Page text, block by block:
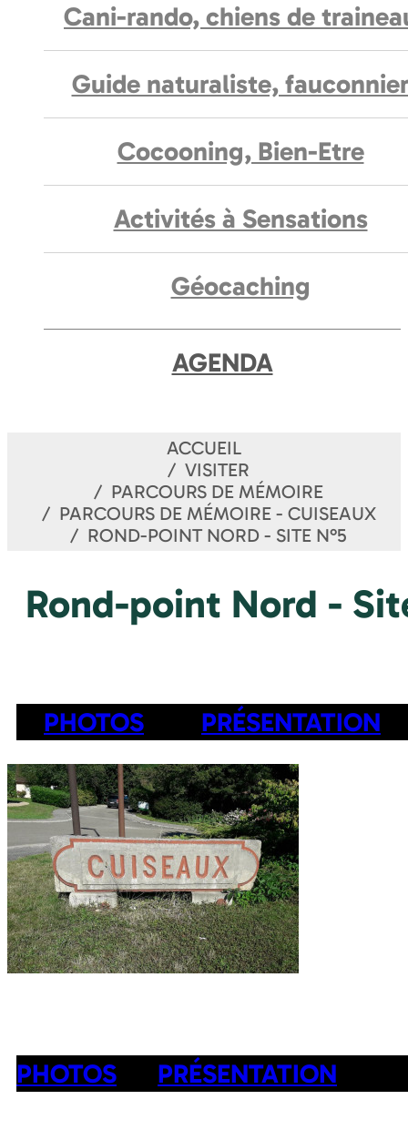
Cani-rando, chiens de
Guide naturaliste,
Cocooning, Bien-Etre
Activités à Sensations
Géocaching
AGENDA
ACCUEIL
VISITER
PARCOURS DE MÉMOIRE
PARCOURS DE MÉMOIRE - CUISEAUX
ROND-POINT NORD - SITE N°5
Rond-point Nord -
PHOTOS PRÉSENTATION
PHOTOS PRÉSENTATION